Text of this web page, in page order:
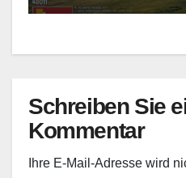
Schreiben Sie
Kommentar
Ihre E-Mail-Adresse wird